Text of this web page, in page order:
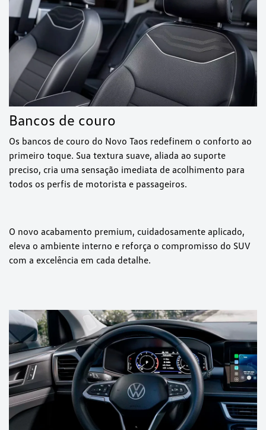
Bancos de couro
Os bancos de couro do Novo Taos redefinem o conforto ao
primeiro toque. Sua textura suave, aliada ao suporte
preciso, cria uma sensação imediata de acolhimento para
todos os perfis de motorista e passageiros.
O novo acabamento premium, cuidadosamente aplicado,
eleva o ambiente interno e reforça o compromisso do SUV
com a excelência em cada detalhe.